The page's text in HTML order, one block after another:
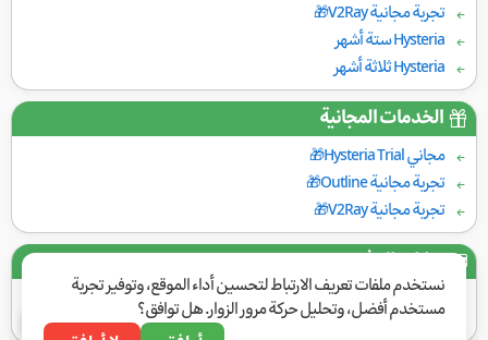
نستخدم ملفات تعريف الارتباط لتحسين أداء الموقع، وتوفير تجربة
مستخدم أفضل، وتحليل حركة مرور الزوار. هل توافق؟
تجربة مجانية V2Ray🎁
Hysteria ستة أشهر
Hysteria ثلاثة أشهر
الخدمات المجانية
مجاني Hysteria Trial🎁
تجربة مجانية Outline🎁
تجربة مجانية V2Ray🎁
بوابات الدفع